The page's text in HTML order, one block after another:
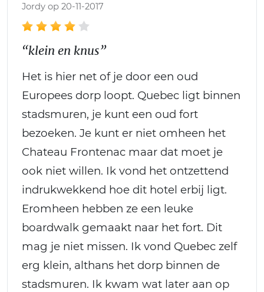
Jordy op 20-11-2017
“klein en knus”
Het is hier net of je door een oud
Europees dorp loopt. Quebec ligt binnen
stadsmuren, je kunt een oud fort
bezoeken. Je kunt er niet omheen het
Chateau Frontenac maar dat moet je
ook niet willen. Ik vond het ontzettend
indrukwekkend hoe dit hotel erbij ligt.
Eromheen hebben ze een leuke
boardwalk gemaakt naar het fort. Dit
mag je niet missen. Ik vond Quebec zelf
erg klein, althans het dorp binnen de
stadsmuren. Ik kwam wat later aan op